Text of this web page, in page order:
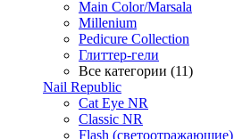
Main Color/Marsala
Millenium
Pedicure Collection
Глиттер-гели
Все категории (11)
Nail Republic
Cat Eye NR
Classic NR
Flash (светоотражающие)